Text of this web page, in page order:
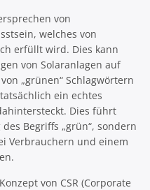
von
welches von
erfüllt wird. Dies kann
von Solaranlagen auf
„grünen“ Schlagwörtern
ein echtes
Dies führt
Begriffs „grün“, sondern
Verbrauchern und einem
von CSR (Corporate